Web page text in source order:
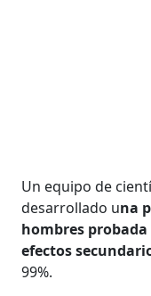
Un equipo de
desarrollado una
hombres
efectos
99%.